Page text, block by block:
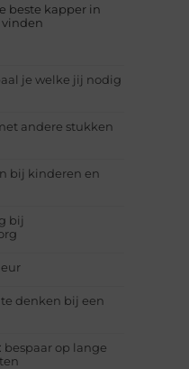
beste kapper in
je welke jij nodig
andere stukken
bij kinderen en
bij
denken bij een
op lange